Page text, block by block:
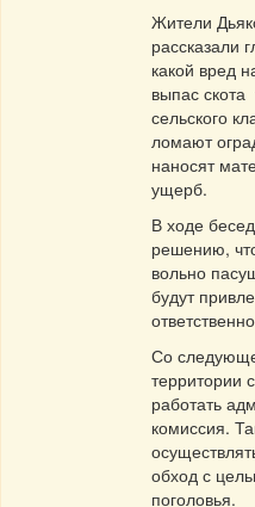
Жители
рассказали
какой вред
выпас скота
сельского
ломают
наносят
ущерб.
В ходе
решению,
вольно
будут
Со
территории
работать
комиссия.
обход с
поголовья.